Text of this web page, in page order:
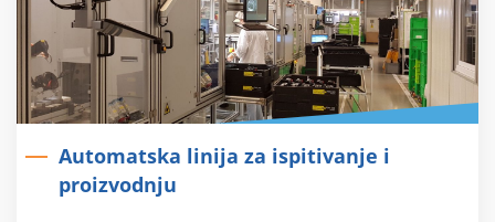
Automatska linija za ispitivanje i
proizvodnju